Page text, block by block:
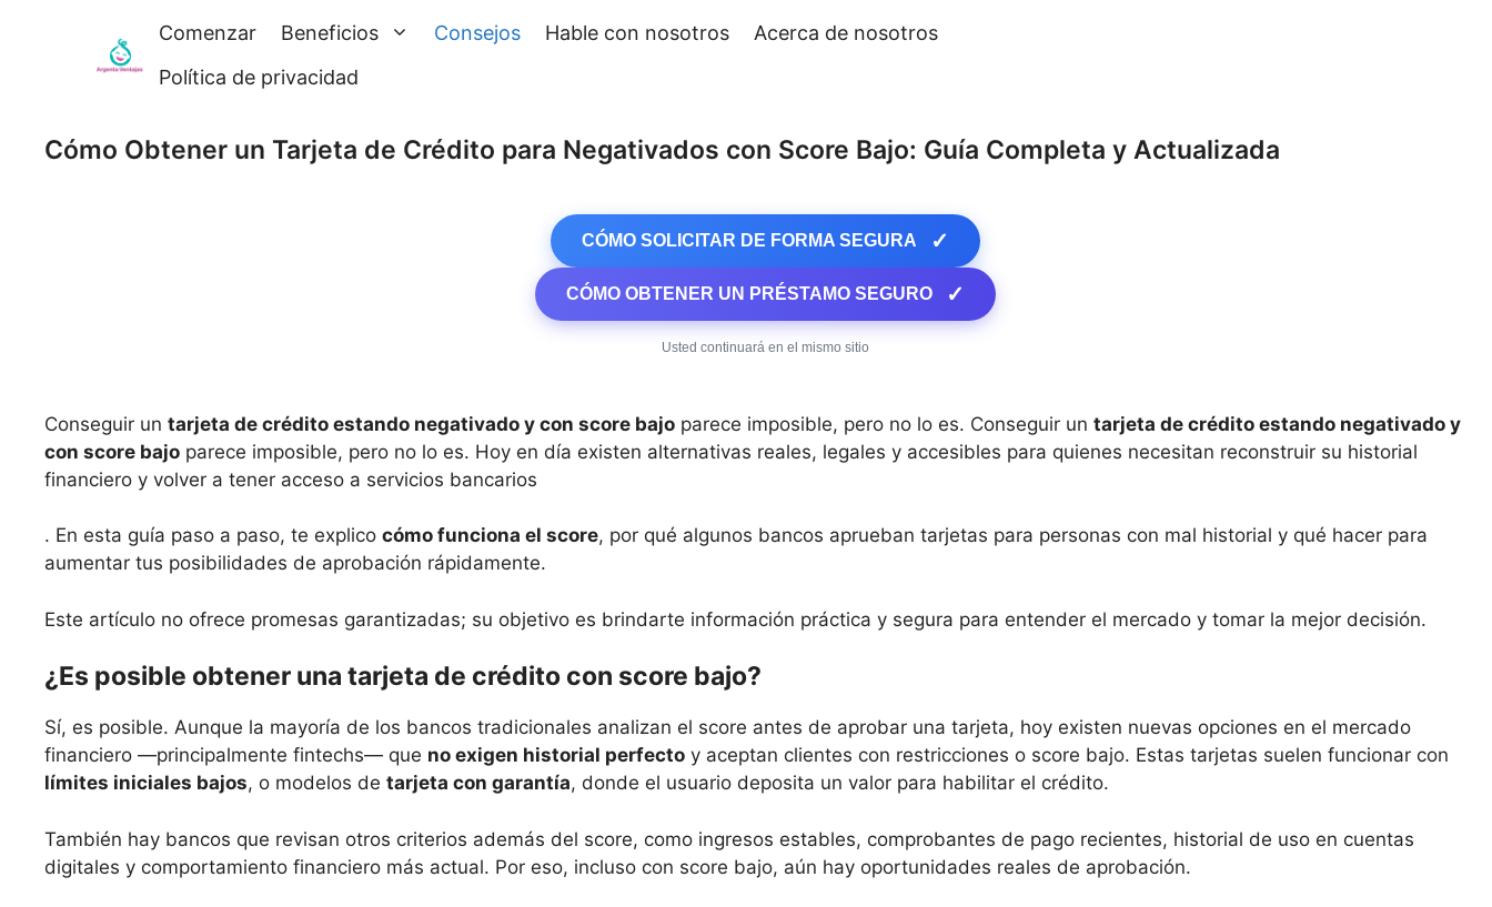
Comenzar Beneficios Consejos Hable con nosotros
Acerca de nosotros
Política de privacidad
Cómo Obtener un Tarjeta de Crédito para Negativados con Score Bajo: Guía Completa y Actualizada
CÓMO SOLICITAR DE FORMA SEGURA ✓
CÓMO OBTENER UN PRÉSTAMO SEGURO ✓
Usted continuará en el mismo sitio
Conseguir un tarjeta de crédito estando negativado y con score bajo parece imposible, pero no lo es. Conseguir un tarjeta de crédito estando negativado y
con score bajo parece imposible, pero no lo es. Hoy en día existen alternativas reales, legales y accesibles para quienes necesitan reconstruir su historial
financiero y volver a tener acceso a servicios bancarios
. En esta guía paso a paso, te explico cómo funciona el score, por qué algunos bancos aprueban tarjetas para personas con mal historial y qué hacer para
aumentar tus posibilidades de aprobación rápidamente.
Este artículo no ofrece promesas garantizadas; su objetivo es brindarte información práctica y segura para entender el mercado y tomar la mejor decisión.
¿Es posible obtener una tarjeta de crédito con score bajo?
Sí, es posible. Aunque la mayoría de los bancos tradicionales analizan el score antes de aprobar una tarjeta, hoy existen nuevas opciones en el mercado
financiero —principalmente fintechs— que no exigen historial perfecto y aceptan clientes con restricciones o score bajo. Estas tarjetas suelen funcionar con
límites iniciales bajos, o modelos de tarjeta con garantía, donde el usuario deposita un valor para habilitar el crédito.
También hay bancos que revisan otros criterios además del score, como ingresos estables, comprobantes de pago recientes, historial de uso en cuentas
digitales y comportamiento financiero más actual. Por eso, incluso con score bajo, aún hay oportunidades reales de aprobación.